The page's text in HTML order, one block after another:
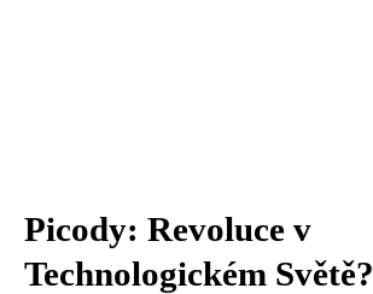
Picody: Revoluce v
Technologickém Světě?